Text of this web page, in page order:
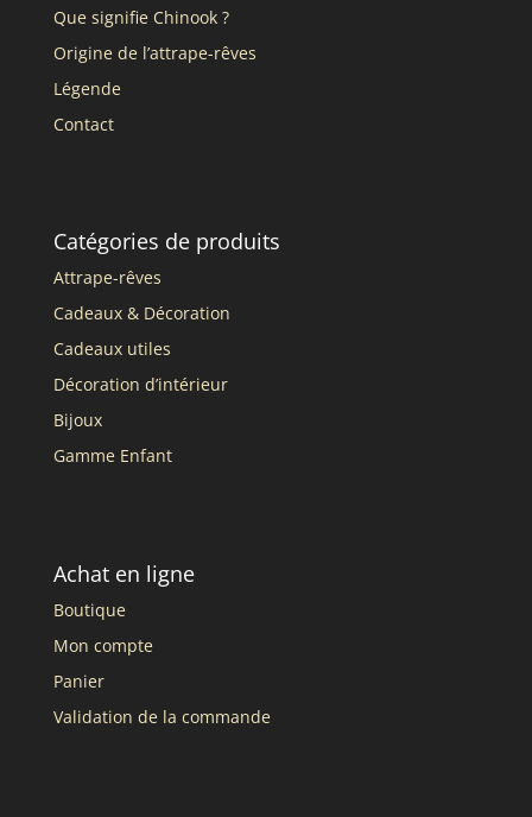
Que signifie Chinook ?
Origine de l’attrape-rêves
Légende
Contact
Catégories de produits
Attrape-rêves
Cadeaux & Décoration
Cadeaux utiles
Décoration d’intérieur
Bijoux
Gamme Enfant
Achat en ligne
Boutique
Mon compte
Panier
Validation de la commande